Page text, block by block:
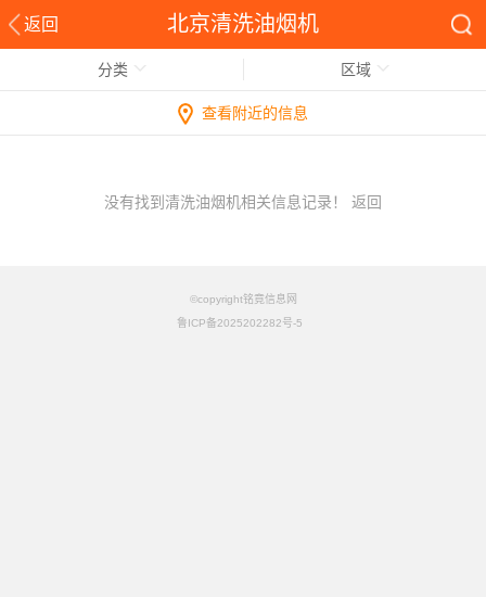
返回 北京清洗油烟机
分类 区域
查看附近的信息
没有找到清洗油烟机相关信息记录！ 返回
©copyright铭竟信息网
鲁ICP备2025202282号-5